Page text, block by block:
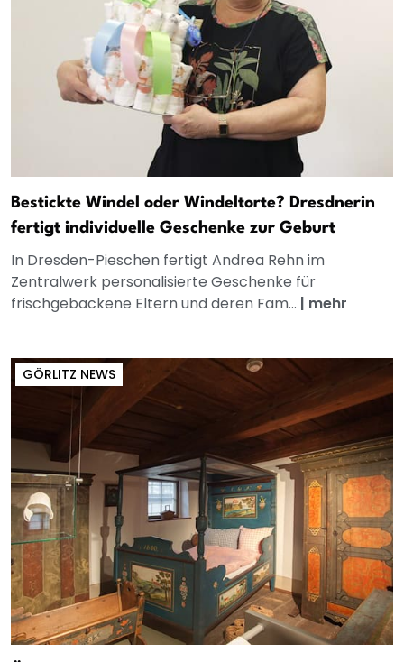
Bestickte Windel oder Windeltorte? Dresdnerin
fertigt individuelle Geschenke zur Geburt
In Dresden-Pieschen fertigt Andrea Rehn im
Zentralwerk personalisierte Geschenke für
frischgebackene Eltern und deren Fam... | mehr
GÖRLITZ NEWS